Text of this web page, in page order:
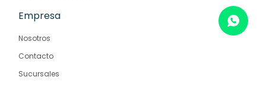
Empresa
Nosotros
Contacto
Sucursales